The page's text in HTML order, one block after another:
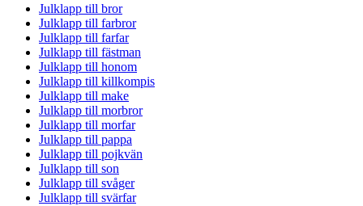
Julklapp till bror
Julklapp till farbror
Julklapp till farfar
Julklapp till fästman
Julklapp till honom
Julklapp till killkompis
Julklapp till make
Julklapp till morbror
Julklapp till morfar
Julklapp till pappa
Julklapp till pojkvän
Julklapp till son
Julklapp till svåger
Julklapp till svärfar